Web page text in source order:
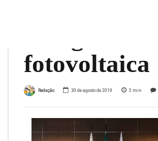
fotovoltaica
Redação 30 de agosto de 2019 5 min